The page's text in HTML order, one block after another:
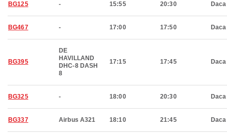
BG125 - 15:55 20:30 Daca
BG467 - 17:00 17:50 Daca
BG395
DE
HAVILLAND
DHC-8 DASH
8
17:15 17:45 Daca
BG325 - 18:00 20:30 Daca
BG337 Airbus A321 18:10 21:45 Daca